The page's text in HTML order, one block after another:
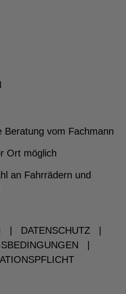
Beratung vom Fachmann
Ort möglich
an Fahrrädern und
DATENSCHUTZ